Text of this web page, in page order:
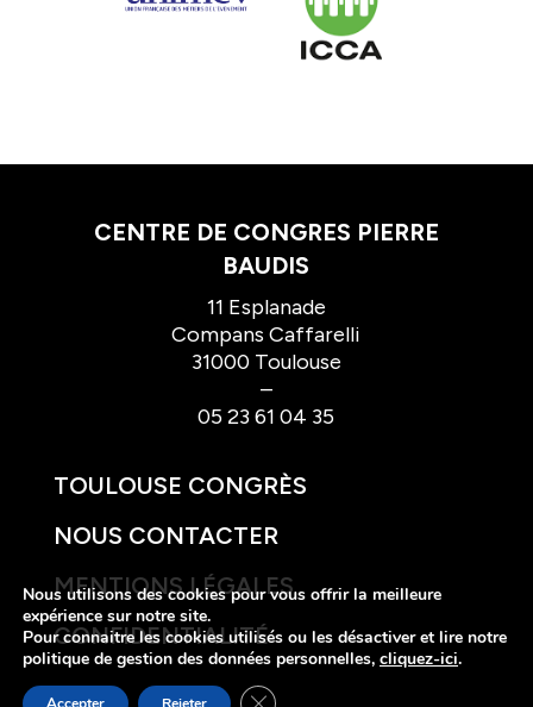
CENTRE DE CONGRES PIERRE
BAUDIS
11 Esplanade
Compans Caffarelli
31000 Toulouse
–
05 23 61 04 35
TOULOUSE CONGRÈS
NOUS CONTACTER
MENTIONS LÉGALES
CONFIDENTIALITÉ
Nous utilisons des cookies pour vous offrir la meilleure
expérience sur notre site.
Pour connaitre les cookies utilisés ou les désactiver et lire notre
politique de gestion des données personnelles, cliquez-ici.
Fermer la bannière des cookies